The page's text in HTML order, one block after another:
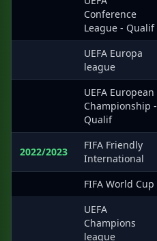
Conference
League - Qualif
UEFA Europa
league
UEFA European
Championship -
Qualif
2022/2023
FIFA Friendly
International
FIFA World Cup
UEFA
Champions
league